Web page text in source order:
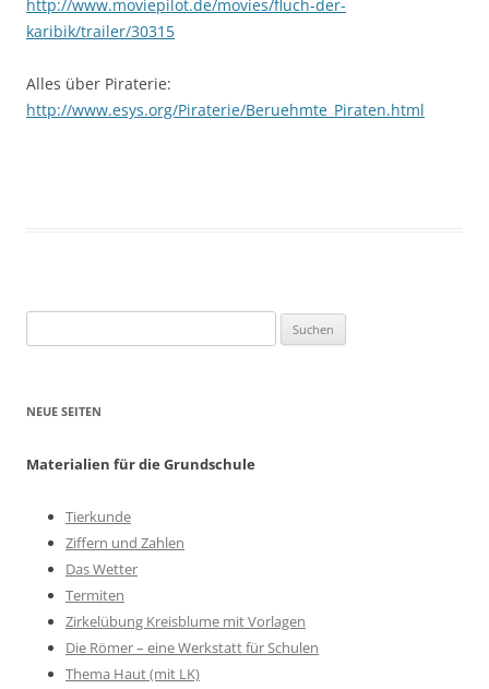
http://www.moviepilot.de/movies/fluch-der-
karibik/trailer/30315
Alles über Piraterie:
http://www.esys.org/Piraterie/Beruehmte_Piraten.html
nach:
NEUE SEITEN
Materialien für die Grundschule
Tierkunde
Ziffern und Zahlen
Das Wetter
Termiten
Zirkelübung Kreisblume mit Vorlagen
Die Römer – eine Werkstatt für Schulen
Thema Haut (mit LK)